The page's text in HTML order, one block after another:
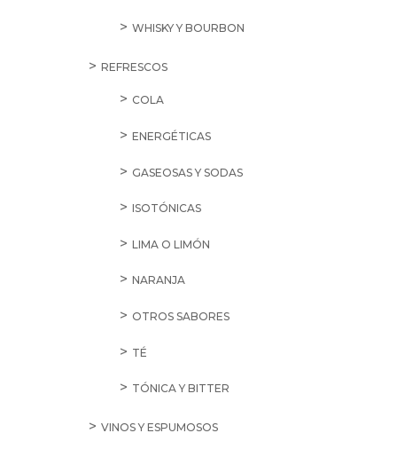
WHISKY Y BOURBON
REFRESCOS
COLA
ENERGÉTICAS
GASEOSAS Y SODAS
ISOTÓNICAS
LIMA O LIMÓN
NARANJA
OTROS SABORES
TÉ
TÓNICA Y BITTER
VINOS Y ESPUMOSOS